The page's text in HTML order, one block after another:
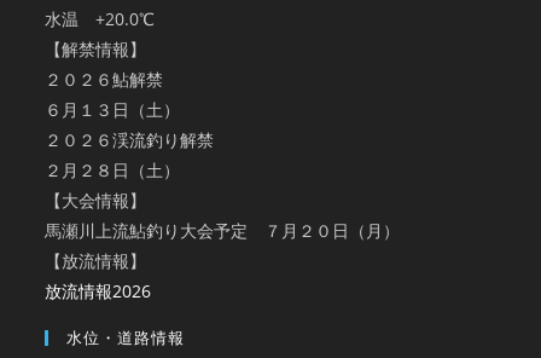
水温 +20.0℃
【解禁情報】
２０２６鮎解禁
６月１３日（土）
２０２６渓流釣り解禁
２月２８日（土）
【大会情報】
馬瀬川上流鮎釣り大会予定 ７月２０日（月）
【放流情報】
放流情報2026
水位・道路情報